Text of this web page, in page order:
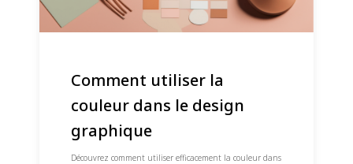
Comment utiliser la
couleur dans le design
graphique
Découvrez comment utiliser efficacement la couleur dans